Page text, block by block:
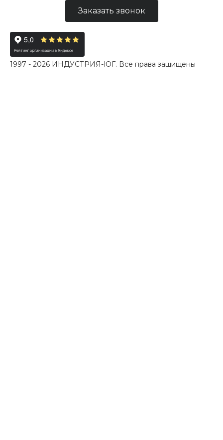
Заказать звонок
1997 - 2026 ИНДУСТРИЯ-ЮГ. Все права защищены